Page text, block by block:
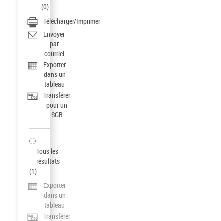
(0)
Télécharger/Imprimer
Envoyer
par
courriel
Exporter
dans un
tableau
Transférer
pour un
SGB
Tous les
résultats
(1)
Exporter
dans un
tableau
Transférer